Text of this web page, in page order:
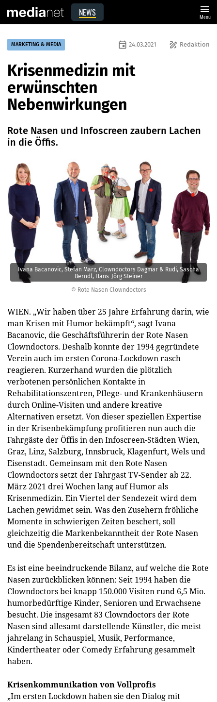
NEWS menu
Menü
© Rote Nasen Clowndoctors
Ivana Bacanovic, Stefan Marz, Clowndoctors Dagmar & Rudi, Sascha
Berndl, Hans-Jörg Steiner
MARKETING & MEDIA draw Redaktion
event 24.03.2021
Krisenmedizin mit
erwünschten
Nebenwirkungen
Rote Nasen und Infoscreen zaubern Lachen
in die Öffis.
WIEN. „Wir haben über 25 Jahre Erfahrung darin, wie
man Krisen mit Humor bekämpft“, sagt Ivana
Bacanovic, die Geschäftsführerin der Rote Nasen
Clowndoctors. Deshalb konnte der 1994 gegründete
Verein auch im ersten Corona-Lockdown rasch
reagieren. Kurzerhand wurden die plötzlich
verbotenen persönlichen Kontakte in
Rehabilitationszentren, Pflege- und Krankenhäusern
durch Online-Visiten und andere kreative
Alternativen ersetzt. Von dieser speziellen Expertise
in der Krisenbekämpfung profitieren nun auch die
Fahrgäste der Öffis in den Infoscreen-Städten Wien,
Graz, Linz, Salzburg, Innsbruck, Klagenfurt, Wels und
Eisenstadt. Gemeinsam mit den Rote Nasen
Clowndoctors setzt der Fahrgast TV-Sender ab 22.
März 2021 drei Wochen lang auf Humor als
Krisenmedizin. Ein Viertel der Sendezeit wird dem
Lachen gewidmet sein. Was den Zusehern fröhliche
Momente in schwierigen Zeiten beschert, soll
gleichzeitig die Markenbekanntheit der Rote Nasen
und die Spendenbereitschaft unterstützen.
Es ist eine beeindruckende Bilanz, auf welche die Rote
Nasen zurückblicken können: Seit 1994 haben die
Clowndoctors bei knapp 150.000 Visiten rund 6,5 Mio.
humorbedürftige Kinder, Senioren und Erwachsene
besucht. Die insgesamt 83 Clowndoctors der Rote
Nasen sind allesamt darstellende Künstler, die meist
jahrelang in Schauspiel, Musik, Performance,
Kindertheater oder Comedy Erfahrung gesammelt
haben.
Krisenkommunikation von Vollprofis
„Im ersten Lockdown haben sie den Dialog mit